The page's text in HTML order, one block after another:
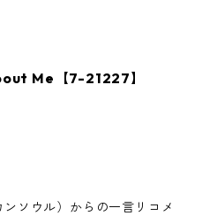
Me【7-21227】
ソウル）からの一言リコメ